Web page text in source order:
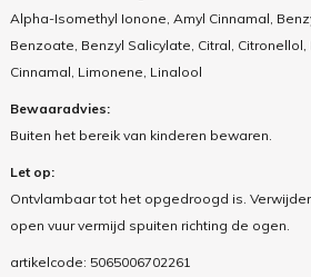
Alpha-Isomethyl Ionone, Amyl Cinnamal,
Benzoate, Benzyl Salicylate, Citral, Citronellol,
Cinnamal, Limonene, Linalool
Bewaaradvies:
Buiten het bereik van kinderen bewaren.
Let op:
Ontvlambaar tot het opgedroogd is.
open vuur vermijd spuiten richting de ogen.
artikelcode: 5065006702261